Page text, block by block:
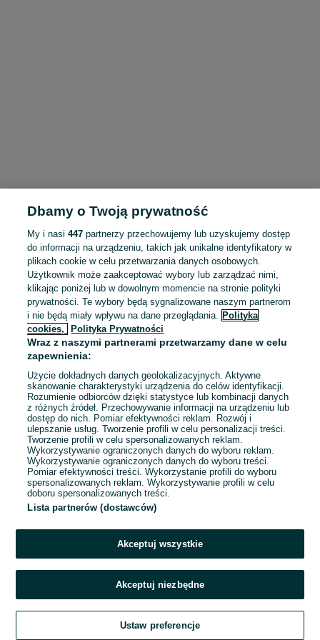
To ogłoszenie nie jest już dostępne
Przejdź na stronę główną
Dbamy o Twoją prywatność
My i nasi447 partnerzy przechowujemy lub uzyskujemy dostęp
do informacji na urządzeniu, takich jak unikalne identyfikatory w
plikach cookie w celu przetwarzania danych osobowych.
Użytkownik może zaakceptować wybory lub zarządzać nimi,
klikając poniżej lub w dowolnym momencie na stronie polityki
prywatności. Te wybory będą sygnalizowane naszym partnerom
i nie będą miały wpływu na dane przeglądania. Polityka
cookies,
Polityka Prywatności
Wraz z naszymi partnerami przetwarzamy dane w celu
zapewnienia:
Użycie dokładnych danych geolokalizacyjnych. Aktywne
skanowanie charakterystyki urządzenia do celów identyfikacji.
Rozumienie odbiorców dzięki statystyce lub kombinacji danych
z różnych źródeł. Przechowywanie informacji na urządzeniu lub
dostęp do nich. Pomiar efektywności reklam. Rozwój i
ulepszanie usług. Tworzenie profili w celu personalizacji treści.
Tworzenie profili w celu spersonalizowanych reklam.
Wykorzystywanie ograniczonych danych do wyboru reklam.
Wykorzystywanie ograniczonych danych do wyboru treści.
Pomiar efektywności treści. Wykorzystanie profili do wyboru
spersonalizowanych reklam. Wykorzystywanie profili w celu
doboru spersonalizowanych treści.
Lista partnerów (dostawców)
Akceptuj wszystkie
Akceptuj niezbędne
Ustaw preferencje